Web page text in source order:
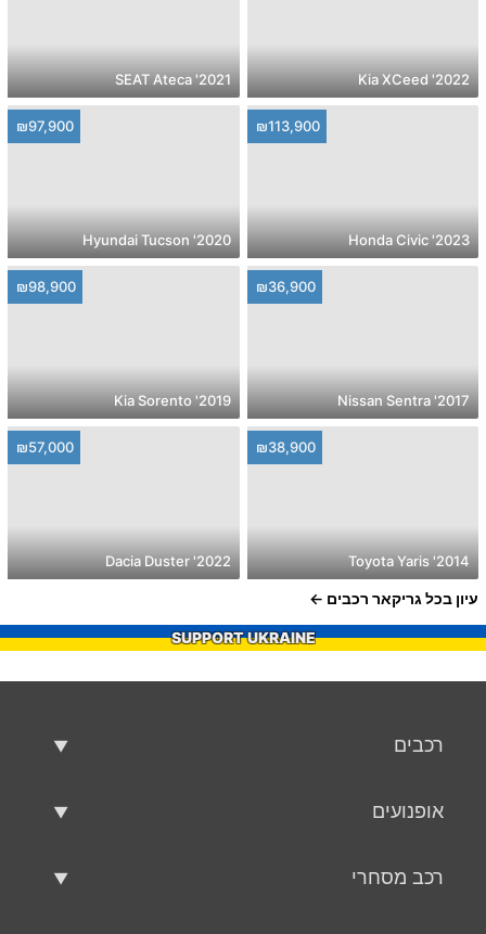
2022' Kia XCeed
2021' SEAT Ateca
₪113,900
2023' Honda Civic
₪97,900
2020' Hyundai Tucson
₪36,900
2017' Nissan Sentra
₪98,900
2019' Kia Sorento
₪38,900
2014' Toyota Yaris
₪57,000
2022' Dacia Duster
עיון בכל גריקאר רכבים
SUPPORT UKRAINE
רכבים
אופנועים
רכב מסחרי